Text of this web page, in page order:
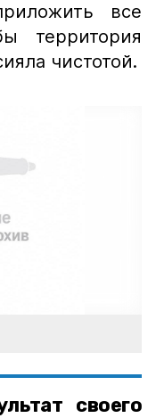
все
территория
чистотой.
своего